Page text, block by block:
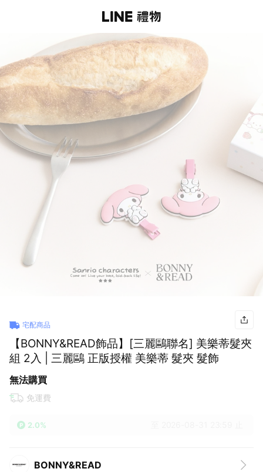
宅配商品
【BONNY&READ飾品】[三麗鷗聯名] 美樂蒂髮夾
組 2入 | 三麗鷗 正版授權 美樂蒂 髮夾 髮飾
無法購買
免運費
2.0%
BONNY&READ